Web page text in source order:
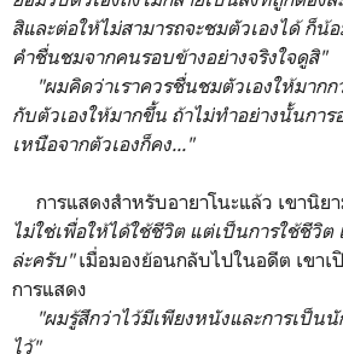
สิและต่อให้ไม่สามารถจะชมตัวเองได้ ก็น้
คำชื่นชมจากคนรอบข้างอย่างจริงใจดูสิ"
"ผมคิดว่าเราควรชื่นชมตัวเองให้มาก
กับตัวเองให้มากขึ้น ถ้าไม่ทำอย่างนั้นกา
เหนือจากตัวเองก็คง..."
การแสดงสำหรับอายาโนะแล้ว เขานิย
ไม่ใช่เพื่อให้ได้ใช้ชีวิต แต่เป็นการใช้ชีวิ
ล่ะครับ"เมื่อมองย้อนกลับไปในอดีต เขาเ
การแสดง
"ผมรู้สึกว่าไว้มีเพียงหนังและการเป็น
ไว้"